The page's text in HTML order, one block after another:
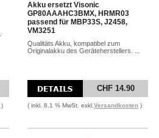
)
Akku ersetzt Visonic
GP80AAAHC3BMX, HRMR03
passend für MBP33S, J2458,
VM3251
Qualitäts Akku, kompatibel zum
Originalakku des Geräteherstellers. ...
CHF 14.90
( inkl. 8.1 % MwSt. exkl. Versandkosten )